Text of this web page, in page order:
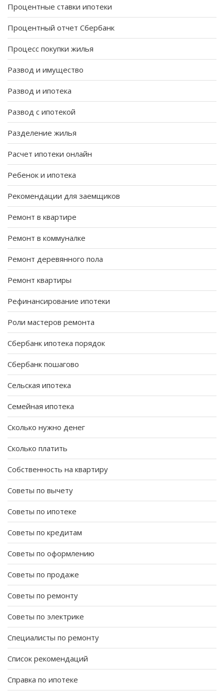
Процентные ставки ипотеки
Процентный отчет Сбербанк
Процесс покупки жилья
Развод и имущество
Развод и ипотека
Развод с ипотекой
Разделение жилья
Расчет ипотеки онлайн
Ребенок и ипотека
Рекомендации для заемщиков
Ремонт в квартире
Ремонт в коммуналке
Ремонт деревянного пола
Ремонт квартиры
Рефинансирование ипотеки
Роли мастеров ремонта
Сбербанк ипотека порядок
Сбербанк пошагово
Сельская ипотека
Семейная ипотека
Сколько нужно денег
Сколько платить
Собственность на квартиру
Советы по вычету
Советы по ипотеке
Советы по кредитам
Советы по оформлению
Советы по продаже
Советы по ремонту
Советы по электрике
Специалисты по ремонту
Список рекомендаций
Справка по ипотеке